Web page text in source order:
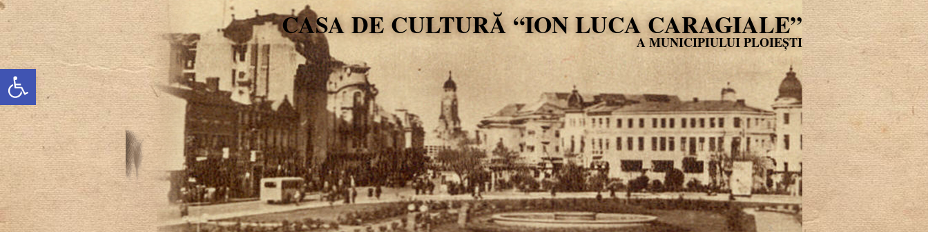
Deschide bara de unelte
CASA DE CULTURĂ “ION LUCA CARAGIALE”